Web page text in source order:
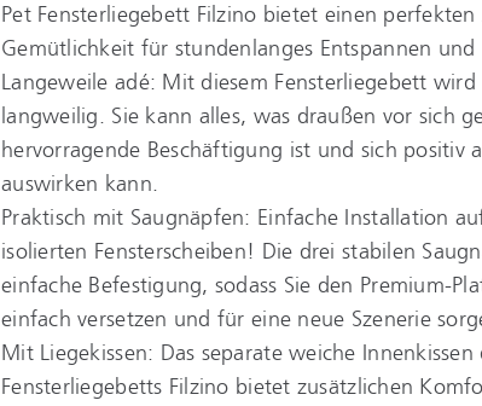
Pet Fensterliegebett Filzino bietet einen
Gemütlichkeit für stundenlanges Entspannen und
Langeweile adé: Mit diesem Fensterliegebett
langweilig. Sie kann alles, was draußen vor sich
hervorragende Beschäftigung ist und sich positiv
auswirken kann.
Praktisch mit Saugnäpfen: Einfache Installation
isolierten Fensterscheiben! Die drei stabilen
einfache Befestigung, sodass Sie den Premium-
einfach versetzen und für eine neue Szenerie
Mit Liegekissen: Das separate weiche Innenkissen
Fensterliegebetts Filzino bietet zusätzlichen